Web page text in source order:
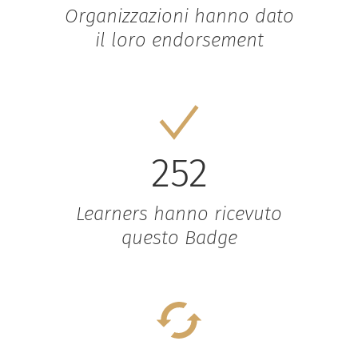
Organizzazioni hanno dato
il loro endorsement
252
Learners hanno ricevuto
questo Badge